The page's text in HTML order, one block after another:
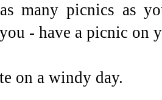
many picnics as
- have a picnic
on a windy day.